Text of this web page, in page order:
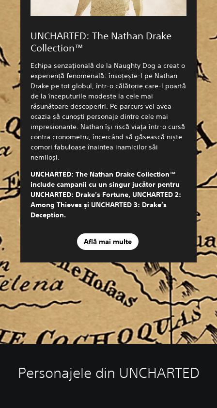
UNCHARTED: The Nathan Drake
Collection™
Echipa senzațională de la Naughty Dog a creat o
experiență fenomenală: însoțește-l pe Nathan
Drake pe tot globul, într-o călătorie care-l poartă
de la începuturile modeste la cele mai
răsunătoare descoperiri. Pe parcurs vei avea
ocazia să cunoști personaje dintre cele mai
impresionante. Nathan își riscă viața într-o cursă
contra cronometru, încercând să găsească niște
comori fabuloase înaintea inamicilor săi
nemiloși.
UNCHARTED: The Nathan Drake Collection™
include campanii cu un singur jucător pentru
UNCHARTED: Drake’s Fortune, UNCHARTED 2:
Among Thieves și UNCHARTED 3: Drake’s
Deception.
Află mai multe
Personajele din UNCHARTED